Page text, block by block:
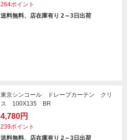
264ポイント
送料無料、店在庫有り 2～3日出荷
東京シンコール ドレープカーテン クリ
ス 100X135 BR
4,780円
239ポイント
送料無料、店在庫有り 2～3日出荷